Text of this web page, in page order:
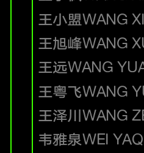
王小盟WANG
王旭峰WANG
王远WANG
王粤飞WANG
王泽川WANG
韦雅泉WEI